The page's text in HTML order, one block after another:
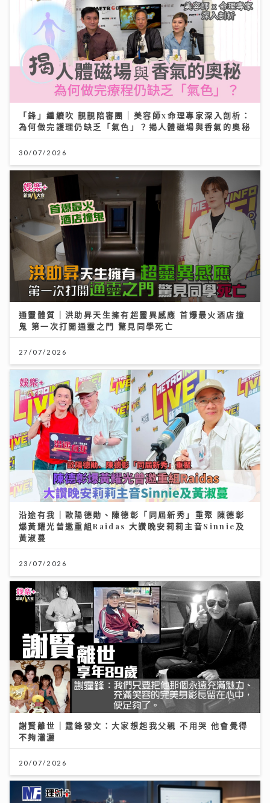
「鋒」繼續吹 靚靚陪審團 | 美容師x命理專家深入剖析：
為何做完護理仍缺乏「氣色」？揭人體磁場與香氣的奧秘
30/07/2026
通靈體質｜洪助昇天生擁有超靈異感應 首爆最火酒店撞
鬼 第一次打開通靈之門 驚見同學死亡
27/07/2026
沿途有我｜歐陽德勛、陳德彰「同屆新秀」重聚 陳德彰
爆黃耀光曾邀重組Raidas 大讚晚安莉莉主音Sinnie及
黃淑蔓
23/07/2026
謝賢離世｜霆鋒發文：大家想起我父親 不用哭 他會覺得
不夠瀟灑
20/07/2026